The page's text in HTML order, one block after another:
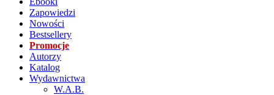
Zapowiedzi
Nowości
Bestsellery
Promocje
Autorzy
Katalog
Wydawnictwa
W.A.B.